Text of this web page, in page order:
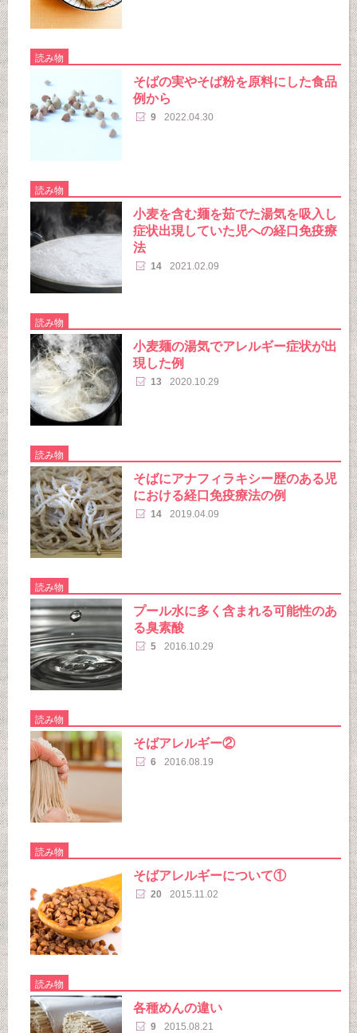
読み物
そばの実やそば粉を原料にした食品
例から
9 2022.04.30
読み物
小麦を含む麺を茹でた湯気を吸入し
症状出現していた児への経口免疫療
法
14 2021.02.09
読み物
小麦麺の湯気でアレルギー症状が出
現した例
13 2020.10.29
読み物
そばにアナフィラキシー歴のある児
における経口免疫療法の例
14 2019.04.09
読み物
プール水に多く含まれる可能性のあ
る臭素酸
5 2016.10.29
読み物
そばアレルギー②
6 2016.08.19
読み物
そばアレルギーについて①
20 2015.11.02
読み物
各種めんの違い
9 2015.08.21